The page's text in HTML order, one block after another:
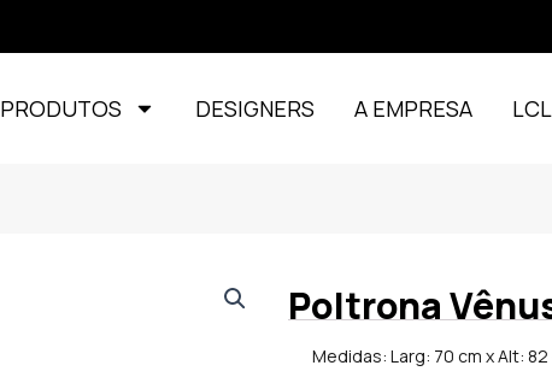
PRODUTOS DESIGNERS A EMPRESA
Poltrona
Medidas: Larg: 70 cm x Alt: